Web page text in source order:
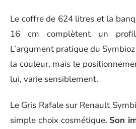
Le coffre de 624 litres et la
16 cm complètent un
L’argument pratique du
la couleur, mais le
lui, varie sensiblement.
Le Gris Rafale sur Renault
simple choix cosmétique. Son